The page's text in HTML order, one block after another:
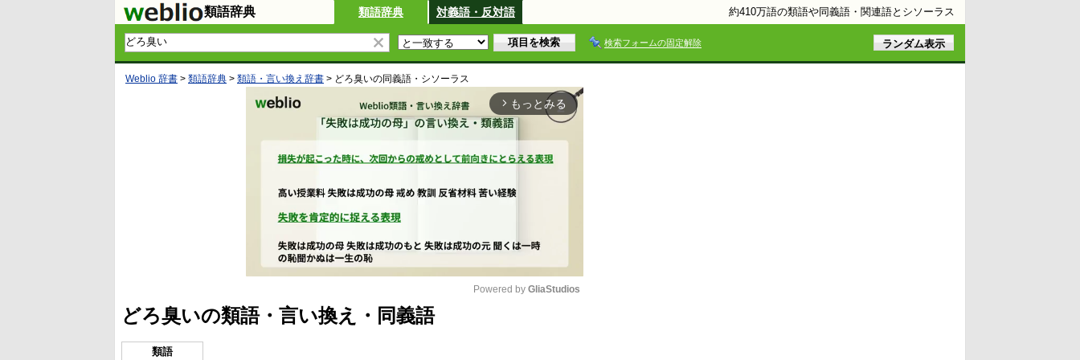
類語辞典 類語辞典 対義語・反対語 約410万語の類語や同義語・関連語とシソーラス
検索フォームの固定解除
Weblio 辞書 > 類語辞典 > 類語・言い換え辞書 > どろ臭いの同義語・シソーラス
arrow_forward_ios もっとみる
Powered by GliaStudios
どろ臭いの類語・言い換え・同義語
類語